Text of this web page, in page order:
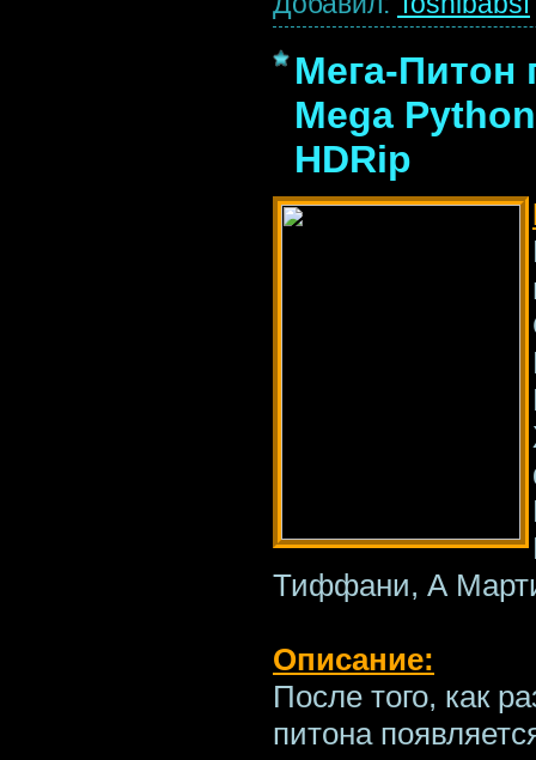
Мега-Питон
Mega
HDRip
Тиффани, А
Описание:
После того, как
питона